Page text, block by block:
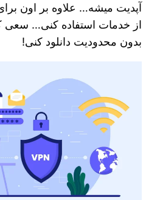
آپدیت میشه… علاوه بر اون
از خدمات استفاده کنی… سعی
بدون محدودیت دانلود کنی!